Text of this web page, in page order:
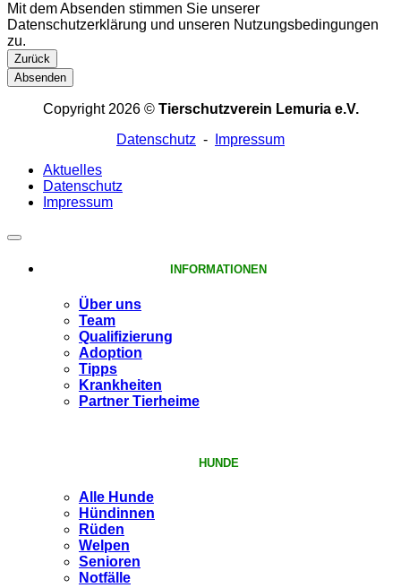
Mit dem Absenden stimmen Sie unserer
Datenschutzerklärung und unseren Nutzungsbedingungen
zu.
Business
Email*
Zurück
Absenden
Copyright 2026 © Tierschutzverein Lemuria e.V.
Datenschutz -
Impressum
Aktuelles
Datenschutz
Impressum
INFORMATIONEN
Über uns
Team
Qualifizierung
Adoption
Tipps
Krankheiten
Partner Tierheime
HUNDE
Alle Hunde
Hündinnen
Rüden
Welpen
Senioren
Notfälle